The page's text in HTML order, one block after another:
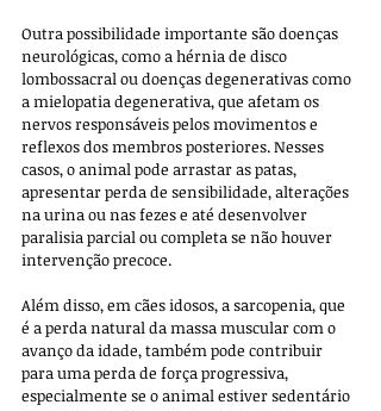
Outra possibilidade importante são doenças
neurológicas, como a hérnia de disco
lombossacral ou doenças degenerativas como
a mielopatia degenerativa, que afetam os
nervos responsáveis pelos movimentos e
reflexos dos membros posteriores. Nesses
casos, o animal pode arrastar as patas,
apresentar perda de sensibilidade, alterações
na urina ou nas fezes e até desenvolver
paralisia parcial ou completa se não houver
intervenção precoce.
Além disso, em cães idosos, a sarcopenia, que
é a perda natural da massa muscular com o
avanço da idade, também pode contribuir
para uma perda de força progressiva,
especialmente se o animal estiver sedentário